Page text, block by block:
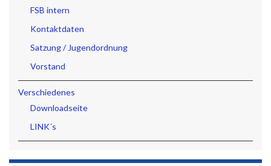
FSB intern
Kontaktdaten
Satzung / Jugendordnung
Vorstand
Verschiedenes
Downloadseite
LINK´s